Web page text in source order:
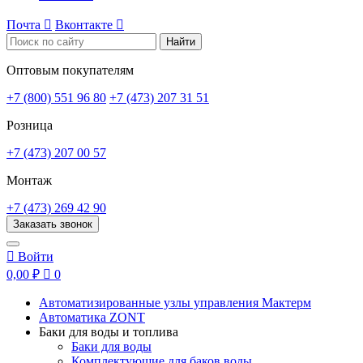
Почта  Вконтакте 
Найти
Оптовым покупателям
+7 (800) 551 96 80 +7 (473) 207 31 51
Розница
+7 (473) 207 00 57
Монтаж
+7 (473) 269 42 90
Заказать звонок
 Войти
0,00 ₽  0
Автоматизированные узлы управления Мактерм
Автоматика ZONT
Баки для воды и топлива
Баки для воды